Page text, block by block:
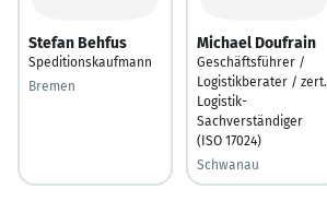
Stefan Behfus
Speditionskaufmann
Bremen
Michael Doufrain
Geschäftsführer /
Logistikberater / zert.
Logistik-
Sachverständiger
(ISO 17024)
Schwanau